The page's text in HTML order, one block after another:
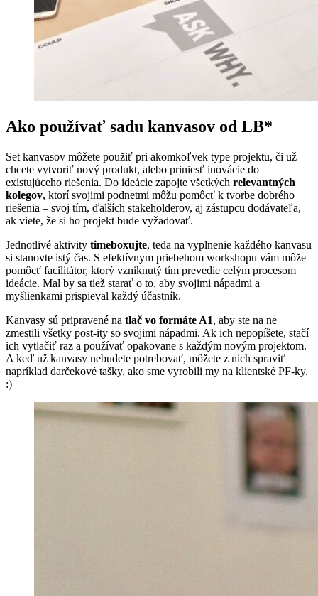
Ako používať sadu kanvasov od LB*
Set kanvasov môžete použiť pri akomkoľvek type projektu, či už
chcete vytvoriť nový produkt, alebo priniesť inovácie do
existujúceho riešenia. Do ideácie zapojte všetkých relevantných
kolegov, ktorí svojimi podnetmi môžu pomôcť k tvorbe dobrého
riešenia – svoj tím, ďalších stakeholderov, aj zástupcu dodávateľa,
ak viete, že si ho projekt bude vyžadovať.
Jednotlivé aktivity timeboxujte, teda na vyplnenie každého kanvasu
si stanovte istý čas. S efektívnym priebehom workshopu vám môže
pomôcť facilitátor, ktorý vzniknutý tím prevedie celým procesom
ideácie. Mal by sa tiež starať o to, aby svojimi nápadmi a
myšlienkami prispieval každý účastník.
Kanvasy sú pripravené na tlač vo formáte A1, aby ste na ne
zmestili všetky post-ity so svojimi nápadmi. Ak ich nepopíšete, stačí
ich vytlačiť raz a používať opakovane s každým novým projektom.
A keď už kanvasy nebudete potrebovať, môžete z nich spraviť
napríklad darčekové tašky, ako sme vyrobili my na klientské PF-ky.
:)